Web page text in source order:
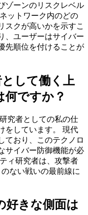
ゾーンのリスクレベル
ットワーク内のどの
スクが高いかを示すこ
、ユーザーはサイバー
先順位を付けることが
して働く上
何ですか？
究者としての私の仕
をしています。 現代
ており、このテクノロ
サイバー防御機能が必
ィ研究者は、攻撃者
ない戦いの最前線に
好きな側面は